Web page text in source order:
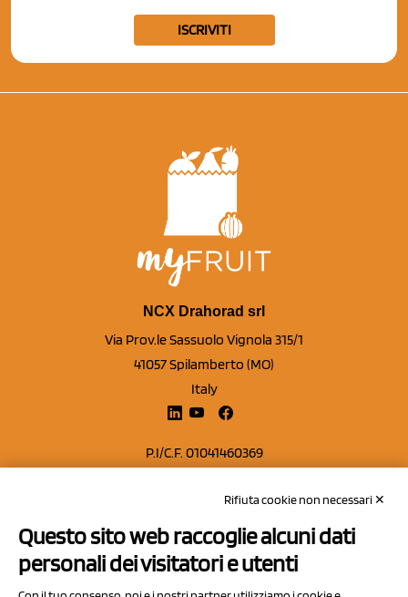
ISCRIVITI
NCX Drahorad srl
Via Prov.le Sassuolo Vignola 315/1
41057 Spilamberto (MO)
Italy
P.I/C.F. 01041460369
Capitale sociale Euro 50.000,00 i.v.
Contatti
Rifiuta cookie non necessari ✕
Questo sito web raccoglie alcuni dati
personali dei visitatori e utenti